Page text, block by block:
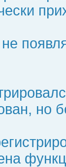
но